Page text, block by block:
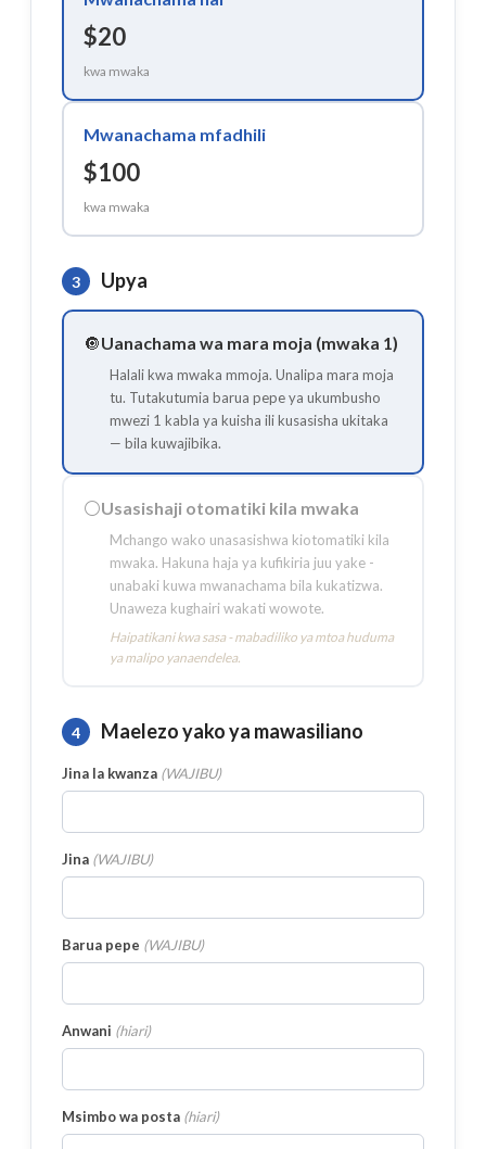
$20
kwa mwaka
Mwanachama mfadhili
$100
kwa mwaka
3 Upya
🔘Uanachama wa mara moja (mwaka 1)
Halali kwa mwaka mmoja. Unalipa mara moja
tu. Tutakutumia barua pepe ya ukumbusho
mwezi 1 kabla ya kuisha ili kusasisha ukitaka
— bila kuwajibika.
⚪Usasishaji otomatiki kila mwaka
Mchango wako unasasishwa kiotomatiki kila
mwaka. Hakuna haja ya kufikiria juu yake -
unabaki kuwa mwanachama bila kukatizwa.
Unaweza kughairi wakati wowote.
Haipatikani kwa sasa - mabadiliko ya mtoa huduma
ya malipo yanaendelea.
4 Maelezo yako ya mawasiliano
Jina la kwanza (WAJIBU)
Jina (WAJIBU)
Barua pepe (WAJIBU)
Anwani (hiari)
Msimbo wa posta (hiari)